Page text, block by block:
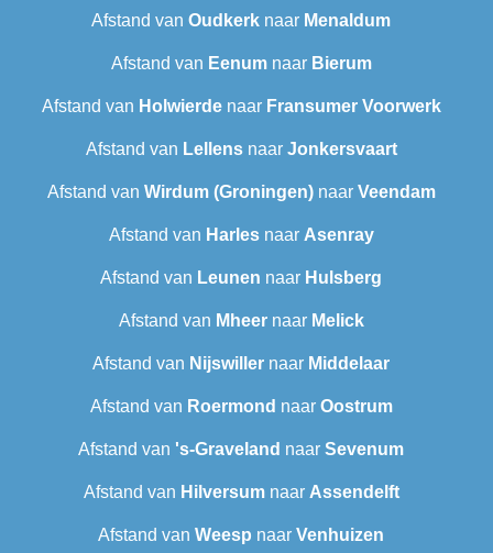
Afstand van Oudkerk naar Menaldum
Afstand van Eenumnaar Bierum
Afstand van Holwierdenaar Fransumer Voorwerk
Afstand van Lellensnaar Jonkersvaart
Afstand van Wirdum (Groningen)naar Veendam
Afstand van Harlesnaar Asenray
Afstand van Leunen naar Hulsberg
Afstand van Mheernaar Melick
Afstand van Nijswiller naar Middelaar
Afstand van Roermond naar Oostrum
Afstand van 's-Graveland naar Sevenum
Afstand van Hilversumnaar Assendelft
Afstand van Weesp naar Venhuizen